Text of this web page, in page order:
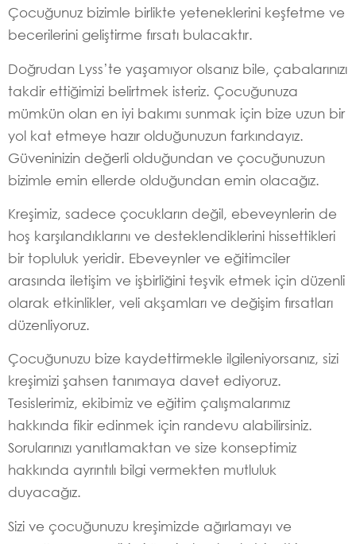
Çocuğunuz bizimle birlikte yeteneklerini keşfetme ve
becerilerini geliştirme fırsatı bulacaktır.
Doğrudan Lyss’te yaşamıyor olsanız bile, çabalarınızı
takdir ettiğimizi belirtmek isteriz. Çocuğunuza
mümkün olan en iyi bakımı sunmak için bize uzun bir
yol kat etmeye hazır olduğunuzun farkındayız.
Güveninizin değerli olduğundan ve çocuğunuzun
bizimle emin ellerde olduğundan emin olacağız.
Kreşimiz, sadece çocukların değil, ebeveynlerin de
hoş karşılandıklarını ve desteklendiklerini hissettikleri
bir topluluk yeridir. Ebeveynler ve eğitimciler
arasında iletişim ve işbirliğini teşvik etmek için düzenli
olarak etkinlikler, veli akşamları ve değişim fırsatları
düzenliyoruz.
Çocuğunuzu bize kaydettirmekle ilgileniyorsanız, sizi
kreşimizi şahsen tanımaya davet ediyoruz.
Tesislerimiz, ekibimiz ve eğitim çalışmalarımız
hakkında fikir edinmek için randevu alabilirsiniz.
Sorularınızı yanıtlamaktan ve size konseptimiz
hakkında ayrıntılı bilgi vermekten mutluluk
duyacağız.
Sizi ve çocuğunuzu kreşimizde ağırlamayı ve